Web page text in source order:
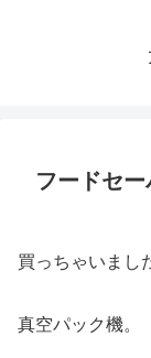
フードセ
買っちゃいまし
真空パック機。